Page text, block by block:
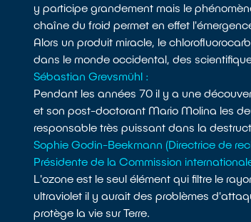
y participe grandement mais le
chaîne du froid permet en effet
Alors un produit miracle, le
dans le monde occidental, des
Sébastian Grevsmühl :
Pendant les années 70 il y a une
et son post-doctorant Mario Molina les
responsable très puissant dans la
Sophie Godin-Beekmann (Directrice de
Présidente de la Commission
L'ozone est le seul élément qui filtre le
ultraviolet il y aurait des problèmes
protège la vie sur Terre.